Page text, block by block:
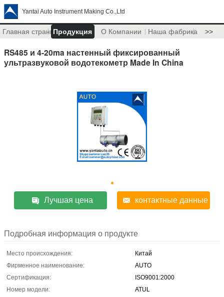
Yantai Auto Instrument Making Co.,Ltd
Главная страницаПродукция О Компании Наша фабрика >>
RS485 и 4-20ma настенный фиксированный
ультразвуковой водотекометр Made In China
Лучшая цена контактные данные
Подробная информация о продукте
Место происхождения:
Китай
Фирменное наименование:
AUTO
Сертификация:
ISO9001:2000
Номер модели:
ATUL